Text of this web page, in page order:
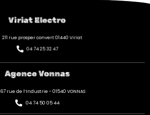
Viriat Electro
211 rue prosper convert 01440 Viriat
04 74 25 32 47
Agence Vonnas
67 rue de l’Industrie - 01540 VONNAS
04 74 50 05 44